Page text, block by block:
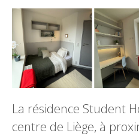
La résidence Student
centre de Liège, à